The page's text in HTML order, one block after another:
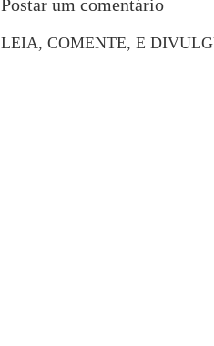
Postar um comentário
LEIA, COMENTE, E